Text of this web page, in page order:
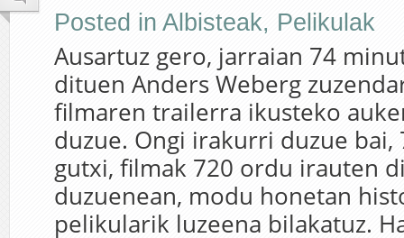
Posted in Albisteak, Pelikulak
Ausartuz gero, jarraian 74
dituen Anders Weberg
filmaren trailerra ikusteko
duzue. Ongi irakurri duzue bai,
gutxi, filmak 720 ordu irauten
duzuenean, modu honetan
pelikularik luzeena bilakatuz.